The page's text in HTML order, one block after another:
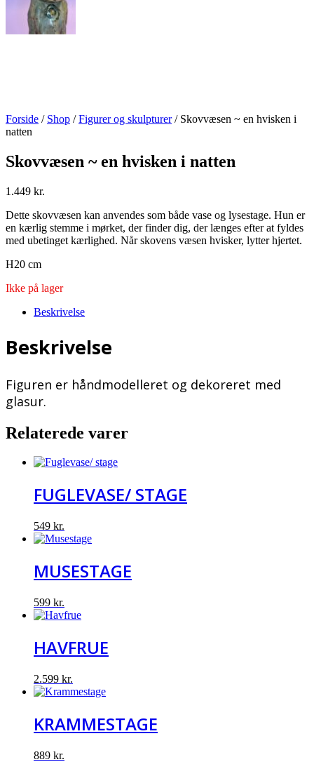
Forside / Shop /Figurer og skulpturer/ Skovvæsen ~ en hvisken i
natten
Skovvæsen ~ en hvisken i natten
1.449 kr.
Dette skovvæsen kan anvendes som både vase og lysestage. Hun er
en kærlig stemme i mørket, der finder dig, der længes efter at fyldes
med ubetinget kærlighed. Når skovens væsen hvisker, lytter hjertet.
H20 cm
Ikke på lager
Beskrivelse
Beskrivelse
Figuren er håndmodelleret og dekoreret med
glasur.
Relaterede varer
FUGLEVASE/ STAGE
549 kr.
MUSESTAGE
599 kr.
HAVFRUE
2.599 kr.
KRAMMESTAGE
889 kr.